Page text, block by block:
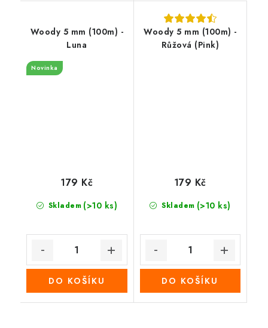
Woody 5 mm (100m) -
Luna
Novinka
Skladem (>10 ks)
179 Kč
DO KOŠÍKU
Woody 5 mm (100m) -
Růžová (Pink)
Skladem (>10 ks)
179 Kč
DO KOŠÍKU